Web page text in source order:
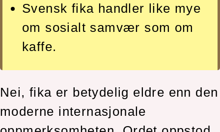
Svensk fika handler like mye
om sosialt samvær som om
kaffe.
Nei, fika er betydelig eldre enn den
moderne internasjonale